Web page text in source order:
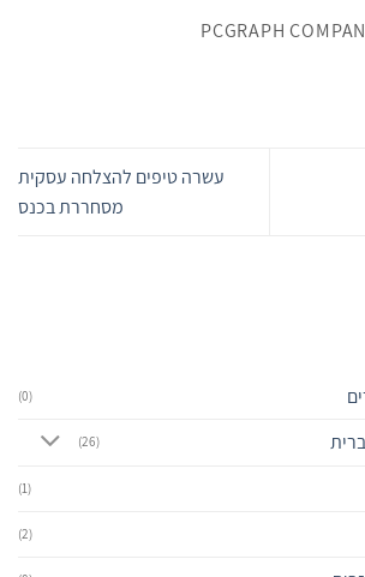
PCGRAPH
עשרה טיפים להצלחה עסקית
מסחררת בכנס
(0)
(26)
(1)
(2)